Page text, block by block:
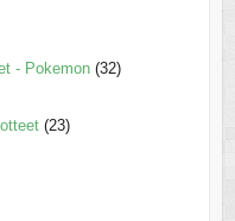
- Pokemon (32)
(23)